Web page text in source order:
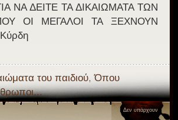
ΝΑ ΔΕΙΤΕ ΤΑ ΔΙΚΑΙΩΜΑΤΑ ΤΩΝ
ΟΙ ΜΕΓΑΛΟΙ ΤΑ ΞΕΧΝΟΥΝ
του παιδιού,Όπου
Δεν υπάρχουν